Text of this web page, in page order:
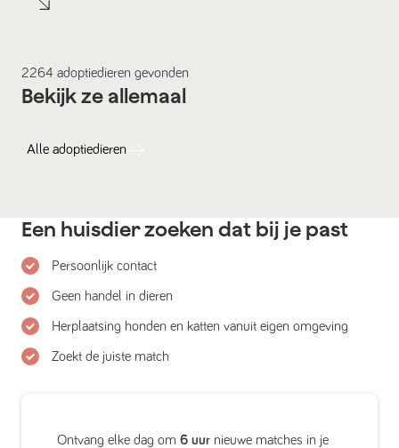
2264 adoptiedieren gevonden
Bekijk ze allemaal
Alle adoptiedieren
Een huisdier zoeken dat bij je past
Persoonlijk contact
Geen handel in dieren
Herplaatsing honden en katten vanuit eigen omgeving
Zoekt de juiste match
Ontvang elke dag om 6 uur nieuwe matches in je